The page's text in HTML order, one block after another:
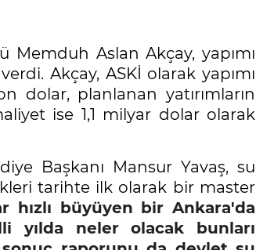
Memduh Aslan Akçay, yapımı
Akçay, ASKİ olarak yapımı
dolar, planlanan yatırımların
ise 1,1 milyar dolar olarak
Başkanı Mansur Yavaş, su
tarihte ilk olarak bir master
hızlı büyüyen bir Ankara'da
yılda neler olacak bunları